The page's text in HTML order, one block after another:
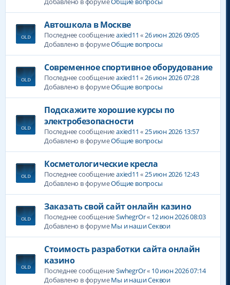
Автошкола в Москве
Последнее сообщениеaxied11 « 26 июн 2026 09:05
Добавлено в форумеОбщие вопросы
Современное спортивное оборудование
Последнее сообщениеaxied11 « 26 июн 2026 07:28
Добавлено в форумеОбщие вопросы
Подскажите хорошие курсы по
электробезопасности
Последнее сообщениеaxied11 « 25 июн 2026 13:57
Добавлено в форумеОбщие вопросы
Косметологические кресла
Последнее сообщениеaxied11 « 25 июн 2026 12:43
Добавлено в форумеОбщие вопросы
Заказать свой сайт онлайн казино
Последнее сообщениеSwhegrOr« 12 июн 2026 08:03
Добавлено в форумеМы и наши Секвои
Стоимость разработки сайта онлайн
казино
Последнее сообщениеSwhegrOr« 10 июн 2026 07:14
Добавлено в форумеМы и наши Секвои